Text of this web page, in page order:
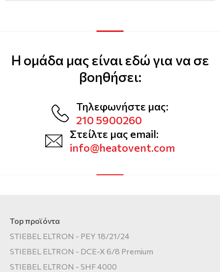
Η ομάδα μας είναι εδώ για να σε
βοηθήσει:
Τηλεφωνήστε μας:
210 5900260
Στείλτε μας email:
info@heatovent.com
Top προϊόντα
STIEBEL ELTRON - PEY 18/21/24
STIEBEL ELTRON - DCE-X 6/8 Premium
STIEBEL ELTRON - SHF 4000